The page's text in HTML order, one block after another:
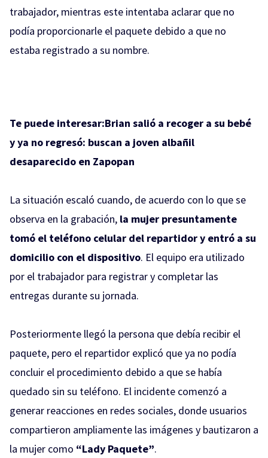
trabajador, mientras este intentaba aclarar que no
podía proporcionarle el paquete debido a que no
estaba registrado a su nombre.
Te puede interesar:Brian salió a recoger a su bebé
y ya no regresó: buscan a joven albañil
desaparecido en Zapopan
La situación escaló cuando, de acuerdo con lo que se
observa en la grabación, la mujer presuntamente
tomó el teléfono celular del repartidor y entró a su
domicilio con el dispositivo. El equipo era utilizado
por el trabajador para registrar y completar las
entregas durante su jornada.
Posteriormente llegó la persona que debía recibir el
paquete, pero el repartidor explicó que ya no podía
concluir el procedimiento debido a que se había
quedado sin su teléfono. El incidente comenzó a
generar reacciones en redes sociales, donde usuarios
compartieron ampliamente las imágenes y bautizaron a
la mujer como “Lady Paquete”.